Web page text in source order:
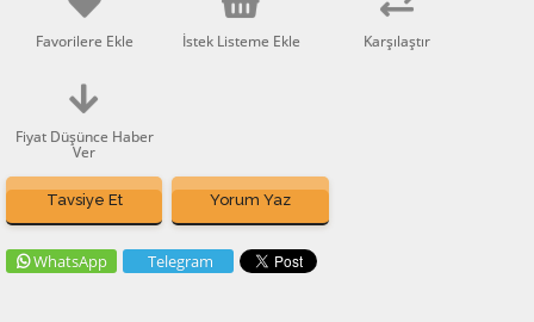
Favorilere Ekle İstek Listeme Ekle Karşılaştır
Fiyat Düşünce Haber
Ver
Tavsiye Et Yorum Yaz
WhatsApp Telegram